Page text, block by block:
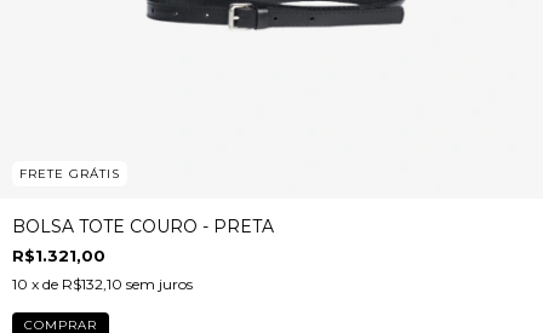
FRETE GRÁTIS
BOLSA TOTE COURO - PRETA
R$1.321,00
10 x de R$132,10 sem juros